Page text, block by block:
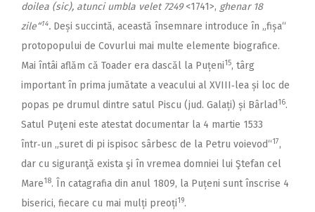
doilea (sic), atunci umbla velet 7249<1741>, ghenar 18
zile“14. Deși succintă, această însemnare introduce în „fișa“
protopopului de Covurlui mai multe elemente biografice.
Mai întâi aflăm că Toader era dascăl la Puțeni15, târg
important în prima jumătate a veacului al XVIII‑lea și loc de
popas pe drumul dintre satul Piscu (jud. Galați) și Bârlad 16.
Satul Puţeni este atestat documentar la 4 martie 1533
într‑un „suret di pi ispisoc sârbesc de la Petru voievod“17,
dar cu siguranţă exista şi în vremea domniei lui Ştefan cel
Mare18. În catagrafia din anul 1809, la Puțeni sunt înscrise 4
biserici, fiecare cu mai mulți preoți19.